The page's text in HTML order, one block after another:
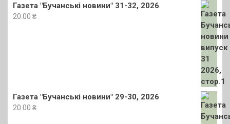
Газета "Бучанські новини" 31-32, 2026
20.00 ₴
Газета "Бучанські новини" 29-30, 2026
20.00 ₴